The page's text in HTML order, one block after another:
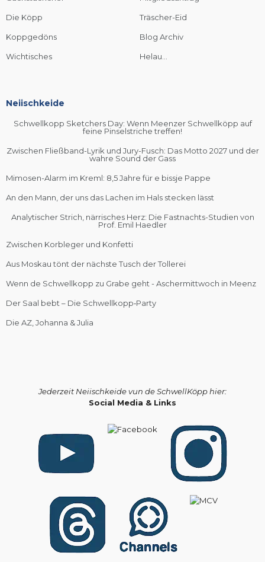
Die Köpp
Koppgedöns
Wichtisches
Träscher-Eid
Blog Archiv
Helau...
Neiischkeide
Schwellkopp Sketchers Day: Wenn Meenzer Schwellköpp auf
feine Pinselstriche treffen!
Zwischen Fließband-Lyrik und Jury-Fusch: Das Motto 2027 und der
wahre Sound der Gass
Mimosen-Alarm im Kreml: 8,5 Jahre für e bissje Pappe
An den Mann, der uns das Lachen im Hals stecken lässt
Analytischer Strich, närrisches Herz: Die Fastnachts-Studien von
Prof. Emil Haedler
Zwischen Korbleger und Konfetti
Aus Moskau tönt der nächste Tusch der Tollerei
Wenn de Schwellkopp zu Grabe geht - Aschermittwoch in Meenz
Der Saal bebt – Die Schwellkopp‑Party
Die AZ, Johanna & Julia
Jederzeit Neiischkeide vun de SchwellKöpp hier:
Social Media & Links